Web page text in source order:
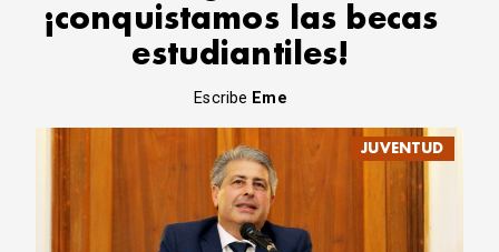
¡conquistamos las becas
estudiantiles!
Escribe Eme
JUVENTUD